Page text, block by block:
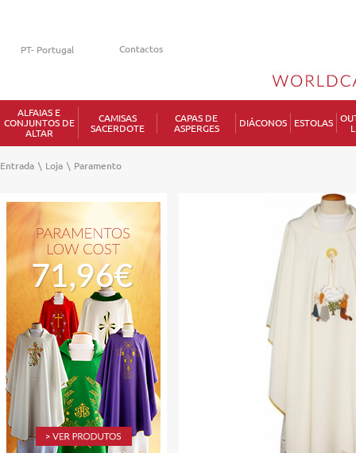
Contactos
ALFAIAS E
CONJUNTOS DE
ALTAR
CAMISAS
SACERDOTE
CAPAS DE
ASPERGES
DIÁCONOS ESTOLAS
Entrada \ Loja \ Paramento